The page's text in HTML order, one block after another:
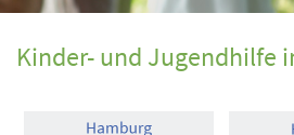
Kinder- und Jugendhilfe